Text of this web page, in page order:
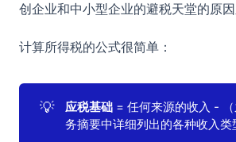
创企业和中小型企业的避税天堂的原因
计算所得税的公式很简单：
💡 应税基础 = 任何来源的收入 -
务摘要中详细列出的各种收入类